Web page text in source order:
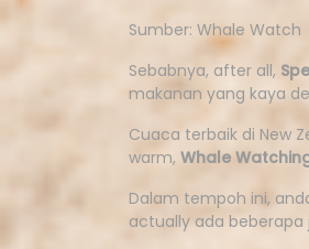
Sumber: Whale Watch
Sebabnya, after all,
makanan yang kaya
Cuaca terbaik di New
warm, Whale
Dalam tempoh ini,
actually ada beberapa